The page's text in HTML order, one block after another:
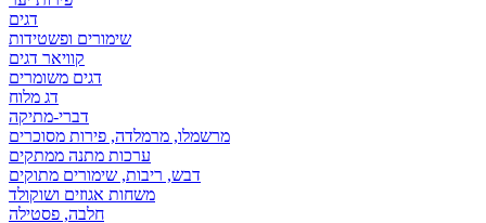
דגים
שימורים ופשטידות
קוויאר דגים
דגים משומרים
דג מלוח
דברי-מתיקה
מרשמלו, מרמלדה, פירות מסוכרים
ערכות מתנה ממתקים
דבש, ריבות, שימורים מתוקים
משחות אגוזים ושוקולד
חלבה, פסטילה